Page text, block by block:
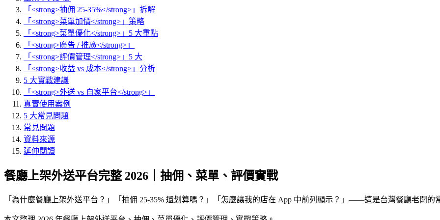
「<strong>抽佣 25-35%</strong>」拆解
「<strong>菜單加價</strong>」策略
「<strong>菜單優化</strong>」5 大重點
「<strong>廣告 / 推廣</strong>」
「<strong>評價管理</strong>」5 大
「<strong>收益 vs 成本</strong>」分析
5 大實戰建議
「<strong>外送 vs 自家平台</strong>」
真實使用案例
5 大常見問題
常見問題
資料來源
延伸閱讀
餐廳上架外送平台完整 2026｜抽佣、菜單、評價實戰
「 為什麼餐廳上架外送平台 ？」「 抽佣 25-35% 還划算嗎 ？」「 怎麼讓我的店在 App 中前列顯示 ？」——這是台灣餐廳老闆的